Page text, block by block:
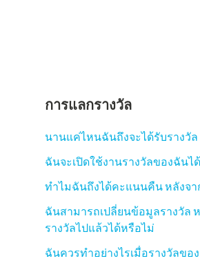
การแลกรางวัล
นานแค่ไหนฉันถึงจะได้รับรางวัล
ฉันจะเปิดใช้งานรางวัลของฉันไ
ทำไมฉันถึงได้คะแนนคืน หลังจ
ฉันสามารถเปลี่ยนข้อมูลรางวัล
รางวัลไปแล้วได้หรือไม่
ฉันควรทำอย่างไรเมื่อรางวัลข